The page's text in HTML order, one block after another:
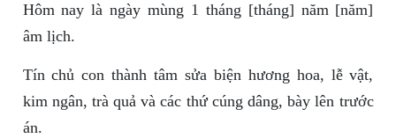
Hôm nay là ngày mùng 1 tháng [tháng] năm [năm]
âm lịch.
Tín chủ con thành tâm sửa biện hương hoa, lễ vật,
kim ngân, trà quả và các thứ cúng dâng, bày lên trước
án.